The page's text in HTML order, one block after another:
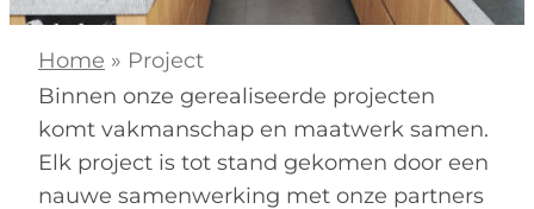
Home » Project
Binnen onze gerealiseerde projecten
komt vakmanschap en maatwerk samen.
Elk project is tot stand gekomen door een
nauwe samenwerking met onze partners